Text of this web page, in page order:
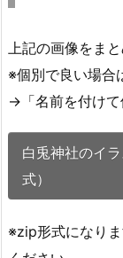
上記の画像をま
※個別で良い場合
→「名前を付けて
白兎神社のイ
式）
※zip形式になり